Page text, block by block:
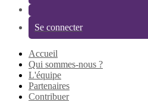
Se connecter
Accueil
Qui sommes-nous ?
L'équipe
Partenaires
Contribuer